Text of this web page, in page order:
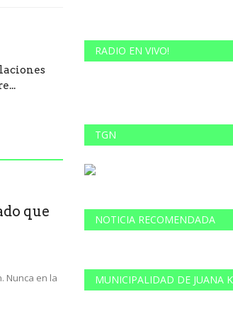
que
Nunca en la
RADIO EN VIVO!
TGN
NOTICIA RECOMENDADA
MUNICIPALIDAD DE JUANA